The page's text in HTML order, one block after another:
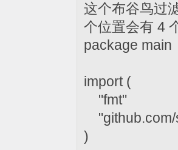
这个布谷鸟过
个位置会有 4
package main
import (
"fmt"
"github.com/
)